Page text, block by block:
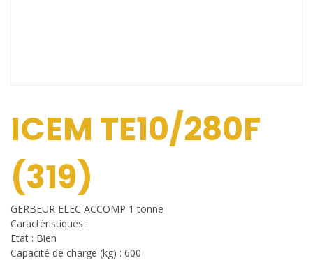
ICEM TE10/280F
(319)
GERBEUR ELEC ACCOMP 1 tonne
Caractéristiques :
Etat : Bien
Capacité de charge (kg) : 600